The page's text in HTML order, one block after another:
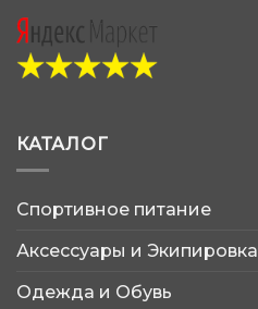
КАТАЛОГ
Спортивное питание
Аксессуары и Экипировка
Одежда и Обувь